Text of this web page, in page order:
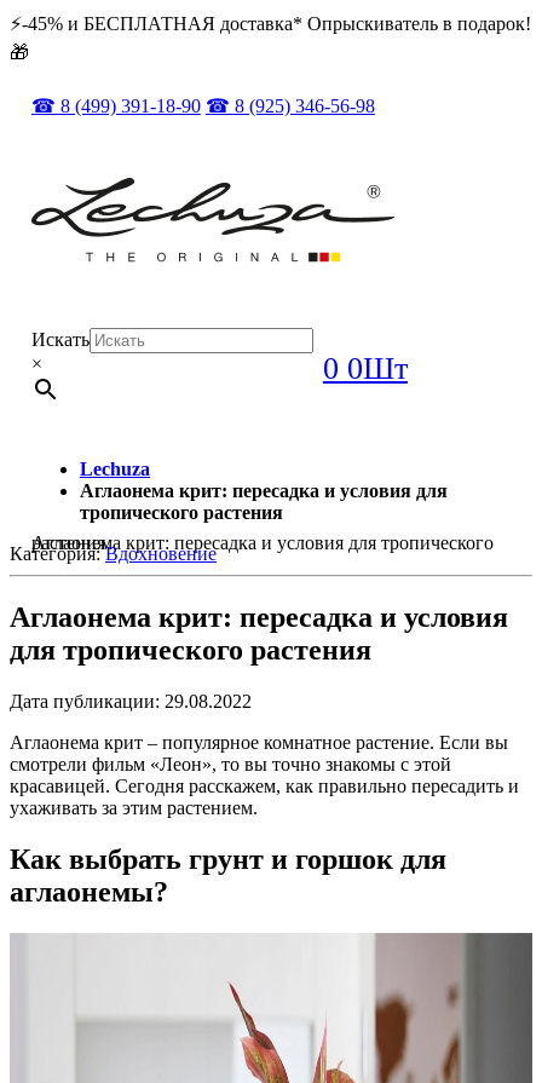
⚡️️-45% и БЕСПЛАТНАЯ доставка* Опрыскиватель в подарок!
🎁
☎ 8 (499) 391-18-90 ☎ 8 (925) 346-56-98
Искать
×
0 0Шт
Lechuza
Аглаонема крит: пересадка и условия для
тропического растения
Аглаонема крит: пересадка и условия для тропического растения
Категория:Вдохновение
Аглаонема крит: пересадка и условия
для тропического растения
Дата публикации: 29.08.2022
Аглаонема крит – популярное комнатное растение. Если вы
смотрели фильм «Леон», то вы точно знакомы с этой
красавицей. Сегодня расскажем, как правильно пересадить и
ухаживать за этим растением.
Как выбрать грунт и горшок для
аглаонемы?